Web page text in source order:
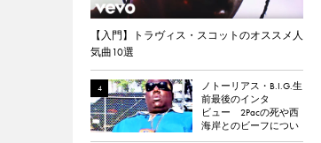
【入門】トラヴィス・スコットのオススメ人
気曲10選
ノトーリアス・B.I.G.生
前最後のインタ
ビュー 2Pacの死や西
海岸とのビーフについ
て語る